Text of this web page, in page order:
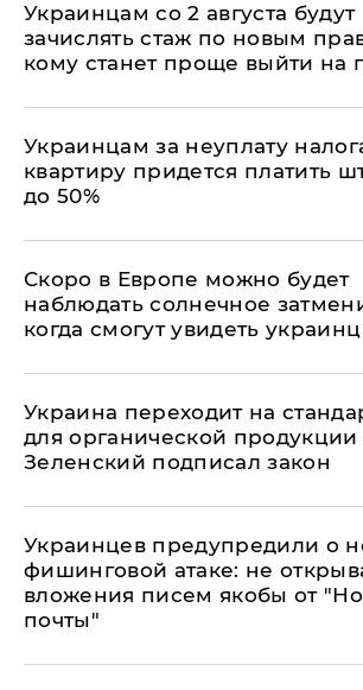
Украинцам со 2 августа будут
зачислять стаж по новым
кому станет проще выйти на
Украинцам за неуплату
квартиру придется платить
до 50%
Скоро в Европе можно будет
наблюдать солнечное
когда смогут увидеть
Украина переходит на
для органической продукции
Зеленский подписал закон
Украинцев предупредили о
фишинговой атаке: не
вложения писем якобы от
почты"